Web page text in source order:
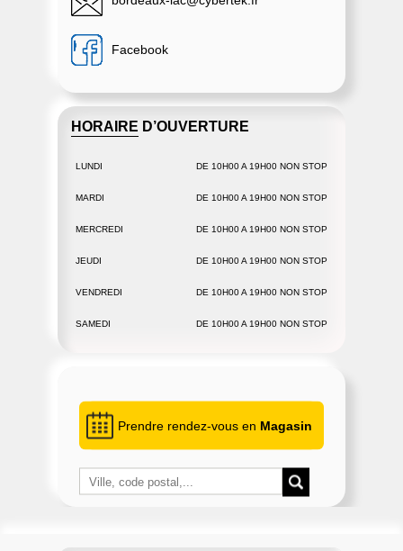
Facebook
HORAIRE D’OUVERTURE
LUNDI DE 10H00 A 19H00 NON STOP
MARDI DE 10H00 A 19H00 NON STOP
MERCREDI DE 10H00 A 19H00 NON STOP
JEUDI DE 10H00 A 19H00 NON STOP
VENDREDI DE 10H00 A 19H00 NON STOP
SAMEDI DE 10H00 A 19H00 NON STOP
Prendre rendez-vous en Magasin